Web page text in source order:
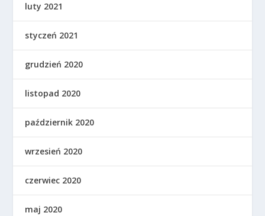
luty 2021
styczeń 2021
grudzień 2020
listopad 2020
październik 2020
wrzesień 2020
czerwiec 2020
maj 2020